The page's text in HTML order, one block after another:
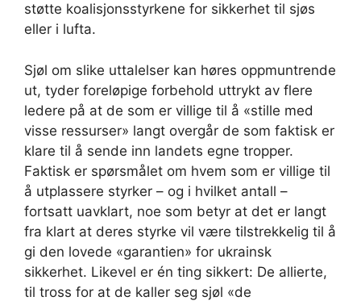
støtte koalisjonsstyrkene for sikkerhet til sjøs
eller i lufta.
Sjøl om slike uttalelser kan høres oppmuntrende
ut, tyder foreløpige forbehold uttrykt av flere
ledere på at de som er villige til å «stille med
visse ressurser» langt overgår de som faktisk er
klare til å sende inn landets egne tropper.
Faktisk er spørsmålet om hvem som er villige til
å utplassere styrker – og i hvilket antall –
fortsatt uavklart, noe som betyr at det er langt
fra klart at deres styrke vil være tilstrekkelig til å
gi den lovede «garantien» for ukrainsk
sikkerhet. Likevel er én ting sikkert: De allierte,
til tross for at de kaller seg sjøl «de